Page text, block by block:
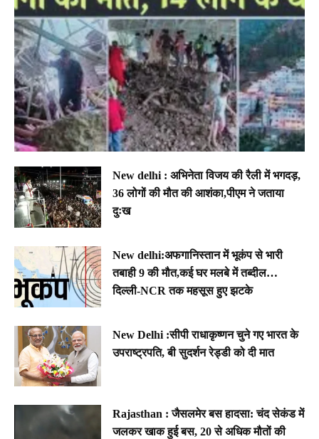
New delhi : अभिनेता विजय की रैली में भगदड़,
36 लोगों की मौत की आशंका,पीएम ने जताया
दुःख
New delhi:अफगानिस्तान में भूकंप से भारी
तबाही 9 की मौत,कई घर मलबे में तब्दील…
दिल्ली-NCR तक महसूस हुए झटके
New Delhi :सीपी राधाकृष्णन चुने गए भारत के
उपराष्ट्रपति, बी सुदर्शन रेड्डी को दी मात
Rajasthan : जैसलमेर बस हादसा: चंद सेकंड में
जलकर खाक हुई बस, 20 से अधिक मौतों की